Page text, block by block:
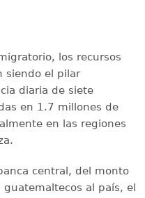
los recursos
siendo el pilar
diaria de siete
en 1.7 millones de
en las regiones
central, del monto
al país, el